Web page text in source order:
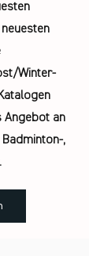
Winter-
Angebot an
,